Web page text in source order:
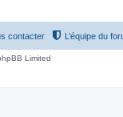
L’équipe du
contacter
Limited